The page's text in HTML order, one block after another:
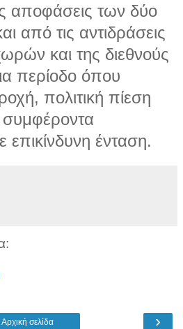
αποφάσεις των δύο
από τις αντιδράσεις
και της διεθνούς
περίοδο όπου
πολιτική πίεση
συμφέροντα
επικίνδυνη ένταση.
›
Αρχική σελίδα